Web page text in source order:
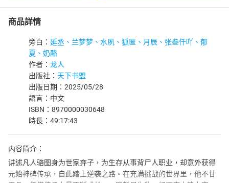
商品詳情
旁白： 延丞、兰梦梦、水夙、狐匿、月辰、张叁仟吖、郁
夏、奶酪
作者： 龙人
出版社： 天下书盟
出版日期：2025/05/28
語言：中文
ISBN：8970000030648
時長：49:17:43
内容简介：
讲述凡人骆图身为世家弃子，为生存从事背尸人职业，却意外获得
元始神碑传承，自此踏上逆袭之路。在充满挑战的世界里，他不甘